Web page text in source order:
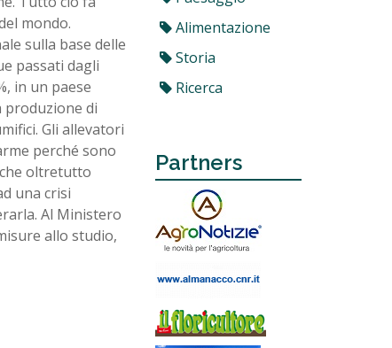
mondo.
sulla base delle
passati dagli
in un paese
produzione di
Gli allevatori
perché sono
oltretutto
una crisi
Al Ministero
allo studio,
Alimentazione
Storia
Ricerca
Partners